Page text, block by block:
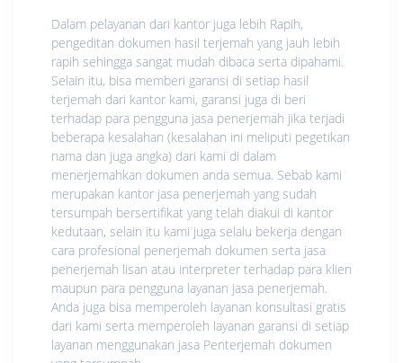
Dalam pelayanan dari kantor juga lebih Rapih,
pengeditan dokumen hasil terjemah yang jauh lebih
rapih sehingga sangat mudah dibaca serta dipahami.
Selain itu, bisa memberi garansi di setiap hasil
terjemah dari kantor kami, garansi juga di beri
terhadap para pengguna jasa penerjemah jika terjadi
beberapa kesalahan (kesalahan ini meliputi pegetikan
nama dan juga angka) dari kami di dalam
menerjemahkan dokumen anda semua. Sebab kami
merupakan kantor jasa penerjemah yang sudah
tersumpah bersertifikat yang telah diakui di kantor
kedutaan, selain itu kami juga selalu bekerja dengan
cara profesional penerjemah dokumen serta jasa
penerjemah lisan atau interpreter terhadap para klien
maupun para pengguna layanan jasa penerjemah.
Anda juga bisa memperoleh layanan konsultasi gratis
dari kami serta memperoleh layanan garansi di setiap
layanan menggunakan jasa Penterjemah dokumen